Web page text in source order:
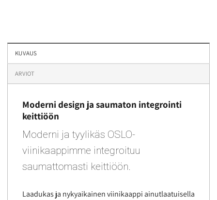
KUVAUS
ARVIOT
Moderni design ja saumaton integrointi
keittiöön
Moderni ja tyylikäs OSLO-
viinikaappimme integroituu
saumattomasti keittiöön.
Laadukas ja nykyaikainen viinikaappi ainutlaatuisella